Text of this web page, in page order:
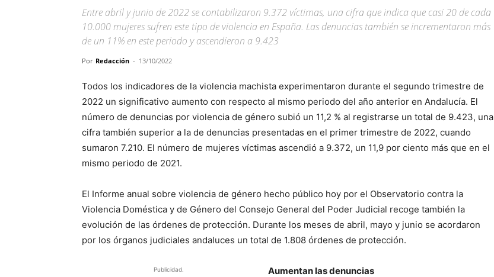
Entre abril y junio de 2022 se contabilizaron 9.372 víctimas, una cifra que indica que casi 20 de cada
10.000 mujeres sufren este tipo de violencia en España. Las denuncias también se incrementaron más
de un 11% en este periodo y ascendieron a 9.423
Por Redacción - 13/10/2022
Todos los indicadores de la violencia machista experimentaron durante el segundo trimestre de
2022 un significativo aumento con respecto al mismo periodo del año anterior en Andalucía. El
número de denuncias por violencia de género subió un 11,2 % al registrarse un total de 9.423, una
cifra también superior a la de denuncias presentadas en el primer trimestre de 2022, cuando
sumaron 7.210. El número de mujeres víctimas ascendió a 9.372, un 11,9 por ciento más que en el
mismo periodo de 2021.
El Informe anual sobre violencia de género hecho público hoy por el Observatorio contra la
Violencia Doméstica y de Género del Consejo General del Poder Judicial recoge también la
evolución de las órdenes de protección. Durante los meses de abril, mayo y junio se acordaron
por los órganos judiciales andaluces un total de 1.808 órdenes de protección.
Publicidad. Aumentan las denuncias